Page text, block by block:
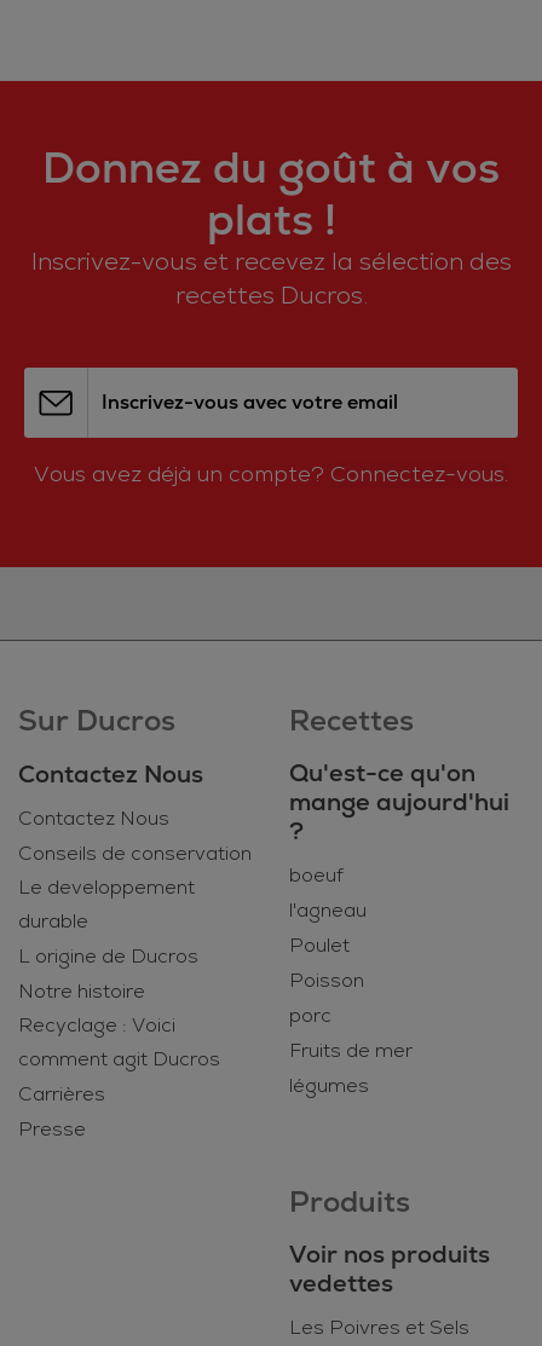
Donnez du goût à vos
plats !
Inscrivez-vous et recevez la sélection des
recettes Ducros.
Inscrivez-vous avec votre email
Vous avez déjà un compte? Connectez-vous.
Sur Ducros
Contactez Nous
Contactez Nous
Conseils de conservation
Le developpement
durable
L origine de Ducros
Notre histoire
Recyclage : Voici
comment agit Ducros
Carrières
Presse
Recettes
Qu'est-ce qu'on
mange aujourd'hui
?
boeuf
l'agneau
Poulet
Poisson
porc
Fruits de mer
légumes
Produits
Voir nos produits
vedettes
Les Poivres et Sels